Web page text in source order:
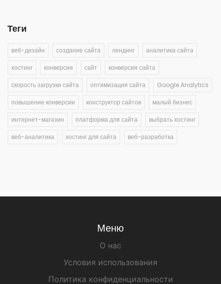
Теги
веб-дизайн создание сайта лендинг аналитика сайта
хостинг конверсия сайт конверсия сайта
скорость загрузки сайта оптимизация сайта Google Analytics
повышение конверсии конструктор сайтов малый бизнес
интернет-магазин платформа для сайта выбрать хостинг
веб-аналитика хостинг для сайта веб-разработка
Меню
О нас
Условия использования
Политика конфиденциальности